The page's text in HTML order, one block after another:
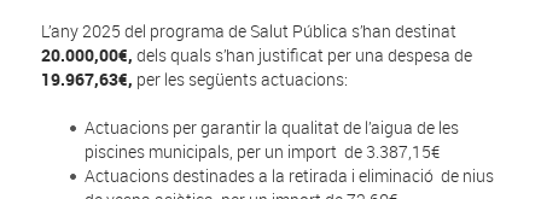
L’any 2025 del programa de Salut Pública s’han destinat
20.000,00€, dels quals s’han justificat per una despesa de
19.967,63€, per les següents actuacions:
Actuacions per garantir la qualitat de l’aigua de les
piscines municipals, per un import de 3.387,15€
Actuacions destinades a la retirada i eliminació de nius